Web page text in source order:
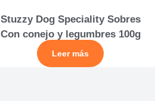
Stuzzy Dog Speciality Sobres
Con conejo y legumbres 100g
Leer más